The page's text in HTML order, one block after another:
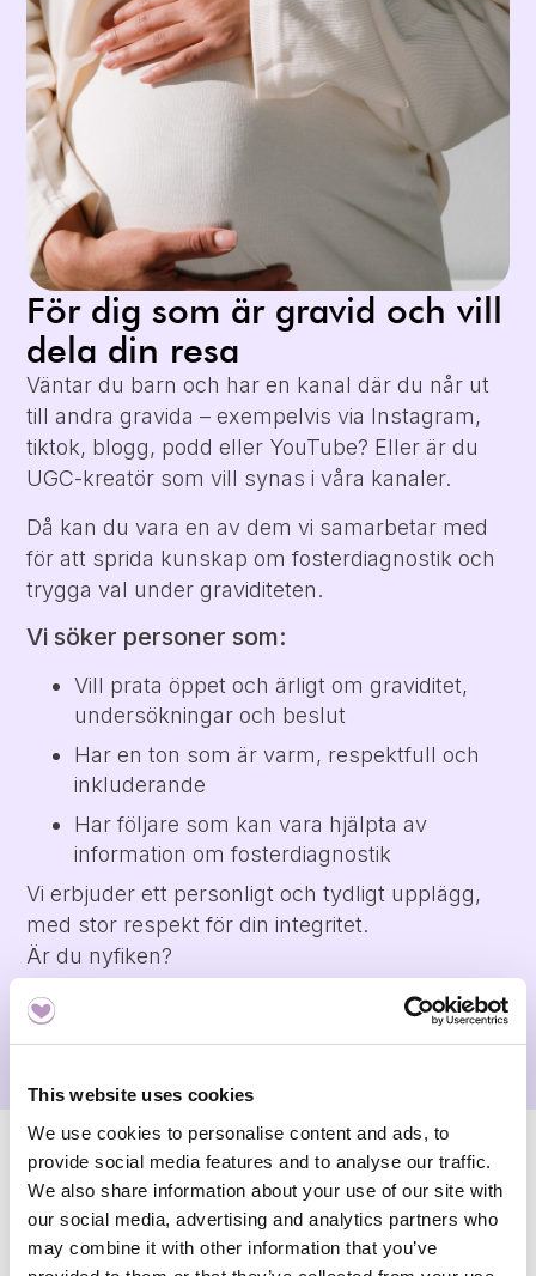
This website uses cookies
We use cookies to personalise content and ads, to
provide social media features and to analyse our traffic.
We also share information about your use of our site with
our social media, advertising and analytics partners who
may combine it with other information that you’ve
För dig som är gravid och vill
dela din resa
Väntar du barn och har en kanal där du når ut
till andra gravida – exempelvis via Instagram,
tiktok, blogg, podd eller YouTube? Eller är du
UGC-kreatör som vill synas i våra kanaler.
Då kan du vara en av dem vi samarbetar med
för att sprida kunskap om fosterdiagnostik och
trygga val under graviditeten.
Vi söker personer som:
Vill prata öppet och ärligt om graviditet,
undersökningar och beslut
Har en ton som är varm, respektfull och
inkluderande
Har följare som kan vara hjälpta av
information om fosterdiagnostik
Vi erbjuder ett personligt och tydligt upplägg,
med stor respekt för din integritet.
Är du nyfiken?
Hör gärna av dig så tar vi ett första samtal.
Kontaktformulär
Skicka meddelande till oss.